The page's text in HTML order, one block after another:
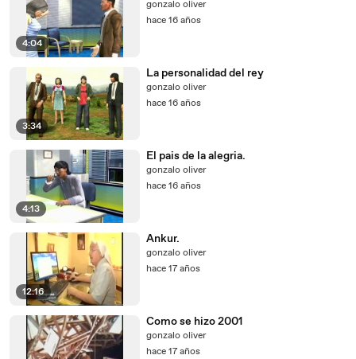
4:04
gonzalo oliver
hace 16 años
3:34
La personalidad del rey
gonzalo oliver
hace 16 años
4:13
El pais de la alegria.
gonzalo oliver
hace 16 años
12:16
Ankur.
gonzalo oliver
hace 17 años
Como se hizo 2001
gonzalo oliver
hace 17 años